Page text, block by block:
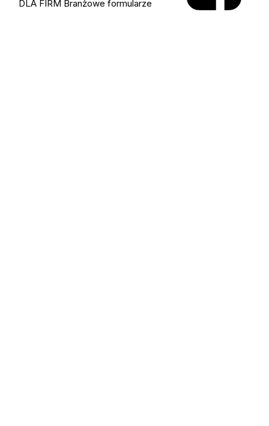
DLA FIRM Branżowe formularze